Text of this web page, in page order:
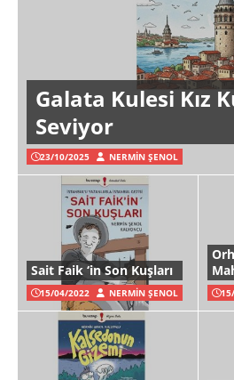
Galata Kulesi Kız
Seviyor
23/10/2025 NERMIN ŞENOL
Sait Faik ‘in Son Kuşları
15/04/2022 NERMIN ŞENOL